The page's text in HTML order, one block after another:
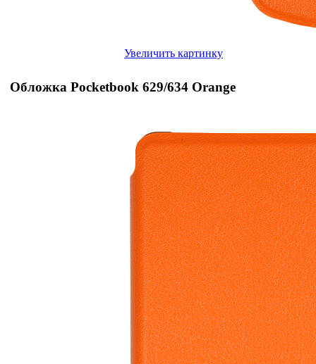
Увеличить картинку
Обложка Pocketbook 629/634 Orange